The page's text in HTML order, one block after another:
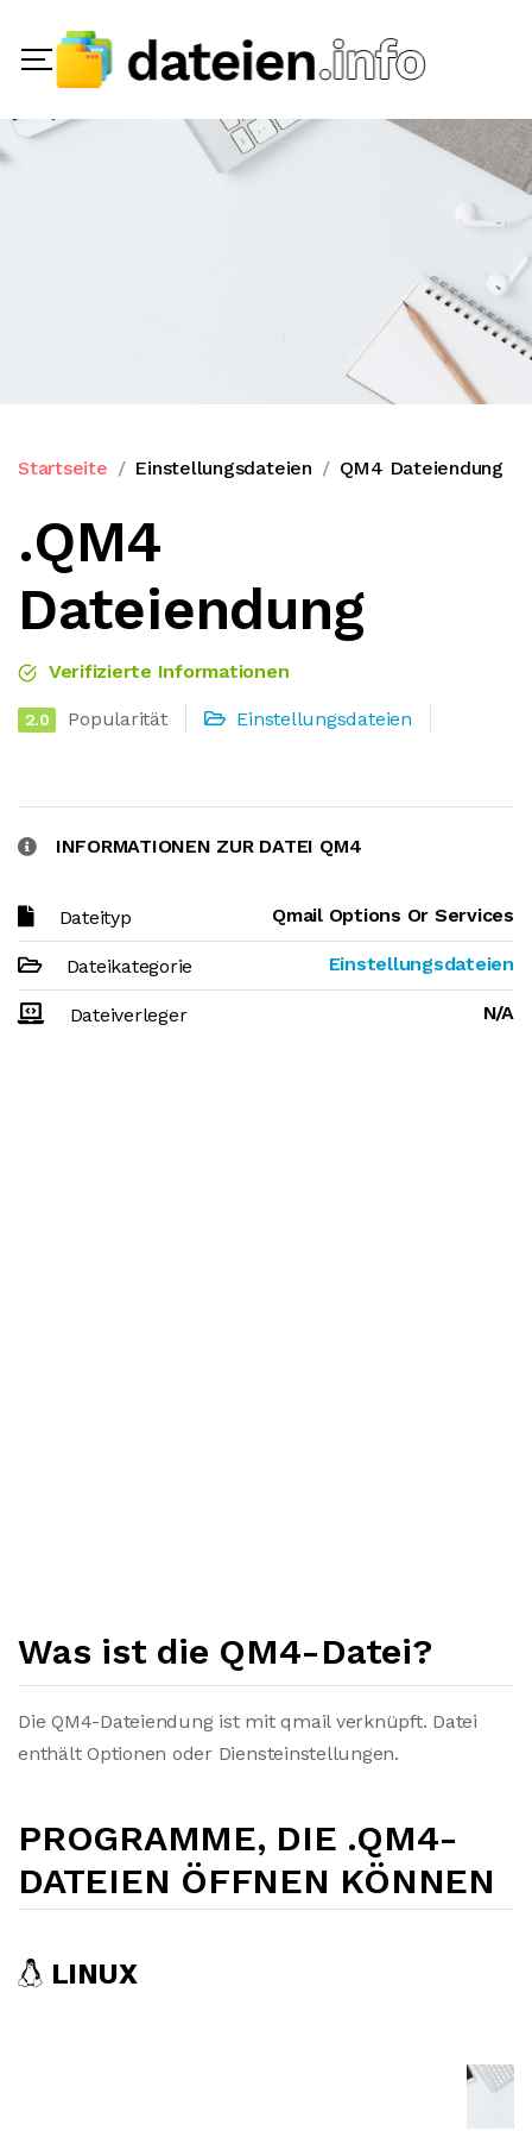
Startseite Einstellungsdateien QM4 Dateiendung
.QM4
Dateiendung
Verifizierte Informationen
2.0 Popularität Einstellungsdateien
INFORMATIONEN ZUR DATEI QM4
Dateityp Qmail Options Or Services
Dateikategorie Einstellungsdateien
Dateiverleger N/A
Was ist die QM4-Datei?
Die QM4-Dateiendung ist mit qmail verknüpft. Datei
enthält Optionen oder Diensteinstellungen.
PROGRAMME, DIE .QM4-
DATEIEN ÖFFNEN KÖNNEN
LINUX